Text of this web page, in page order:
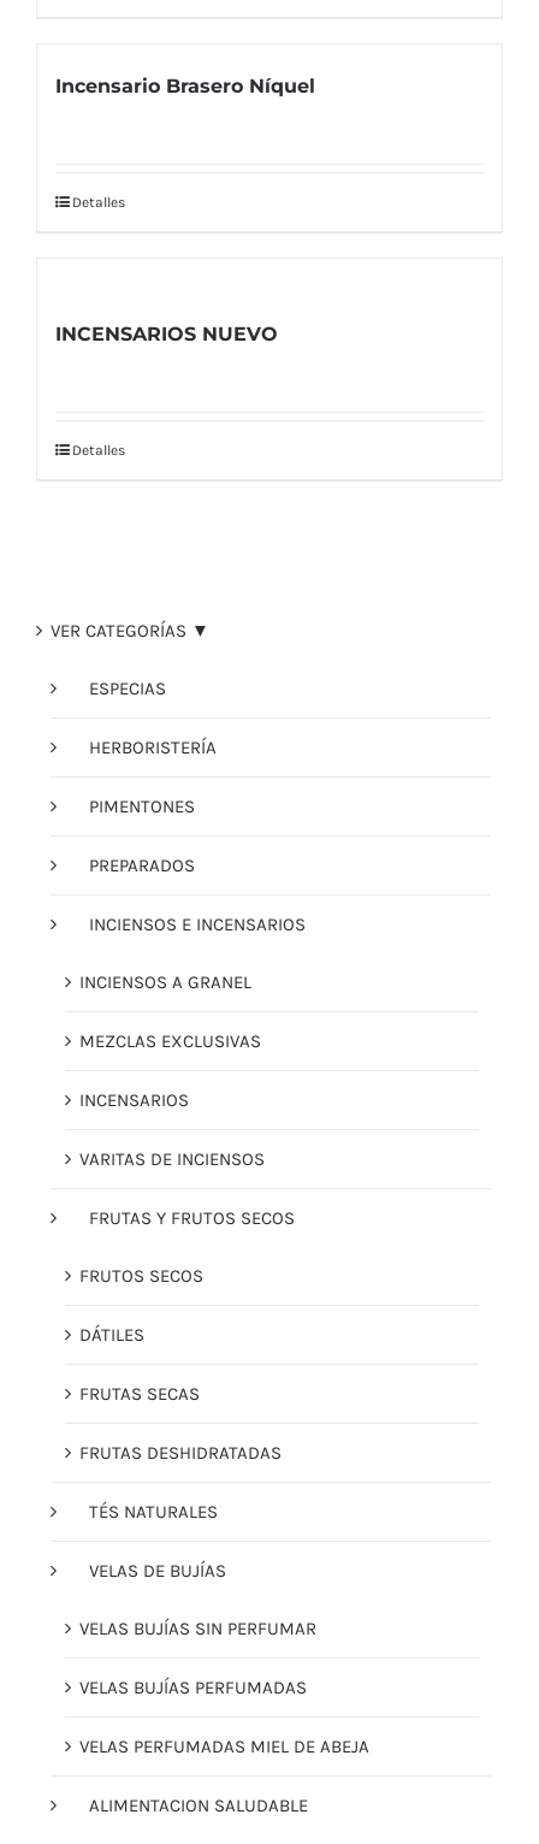
Incensario Brasero Níquel
Detalles
INCENSARIOS NUEVO
Detalles
VER CATEGORÍAS ▼
ESPECIAS
HERBORISTERÍA
PIMENTONES
PREPARADOS
INCIENSOS E INCENSARIOS
INCIENSOS A GRANEL
MEZCLAS EXCLUSIVAS
INCENSARIOS
VARITAS DE INCIENSOS
FRUTAS Y FRUTOS SECOS
FRUTOS SECOS
DÁTILES
FRUTAS SECAS
FRUTAS DESHIDRATADAS
TÉS NATURALES
VELAS DE BUJÍAS
VELAS BUJÍAS SIN PERFUMAR
VELAS BUJÍAS PERFUMADAS
VELAS PERFUMADAS MIEL DE ABEJA
ALIMENTACION SALUDABLE